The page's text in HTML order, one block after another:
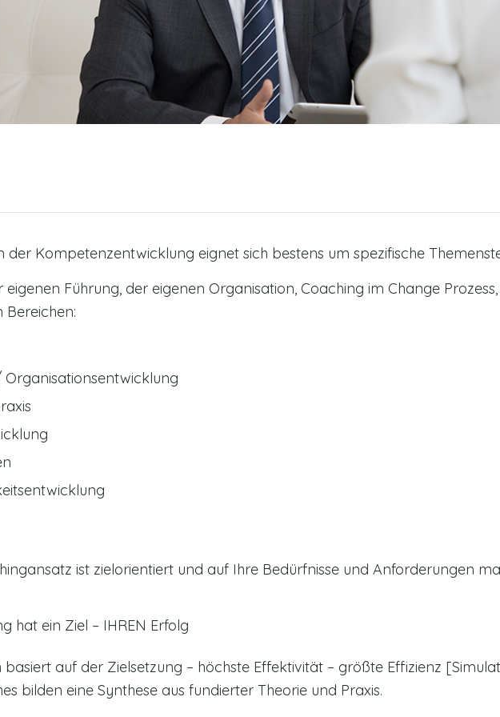
der Kompetenzentwicklung eignet sich bestens um spezifische
Führung, der eigenen Organisation, Coaching im Change
Bereichen:
ist zielorientiert und auf Ihre Bedürfnisse und Anforderungen
hat ein Ziel – IHREN Erfolg
auf der Zielsetzung – höchste Effektivität – größte Effizienz
bilden eine Synthese aus fundierter Theorie und Praxis.